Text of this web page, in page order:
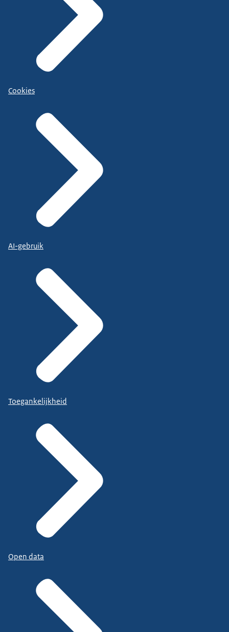
Cookies
AI-gebruik
Toegankelijkheid
Open data